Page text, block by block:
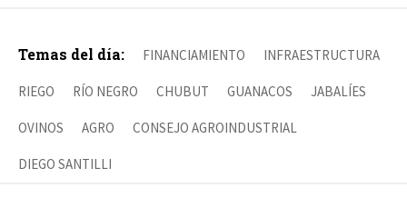
Temas del día: FINANCIAMIENTO INFRAESTRUCTURA
RIEGO RÍO NEGRO CHUBUT GUANACOS JABALÍES
OVINOS AGRO CONSEJO AGROINDUSTRIAL
DIEGO SANTILLI